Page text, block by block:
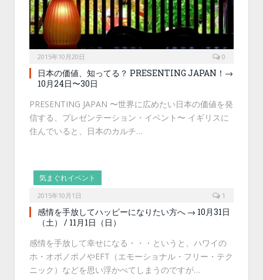
2015年10月20日 0
日本の価値、知ってる？ PRESENTING JAPAN！→
10月24日〜30日
PRESENTING JAPAN 〜世界に広めたい日本の価値を発
信する、プレゼンテーション・イベント〜 イギリスに
住んでいると、日本のカルチ…
気まぐれイベント
2015年10月1日 1
感情を手放してハッピーになりたい方へ → 10月31日
（土） / 11月1日（日）
感情を手放して幸せになる・・・というと、ハワイの
ホ・オポノポノやEFT（エモーショナル・フリー・テク
ニック）などを思い浮かべてしまうのですが…